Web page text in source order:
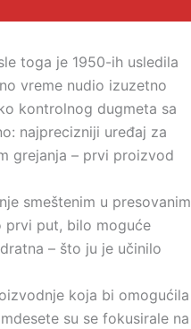
toga je 1950-ih usledila
vreme nudio izuzetno
kontrolnog dugmeta sa
najprecizniji uređaj za
grejanja – prvi proizvod
smeštenim u presovanim
prvi put, bilo moguće
– što ju je učinilo
koja bi omogućila
su se fokusirale na